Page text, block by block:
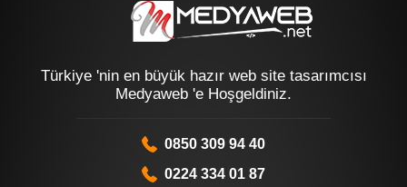
Türkiye 'nin en büyük hazır web site tasarımcısı
Medyaweb 'e Hoşgeldiniz.
0850 309 94 40
0224 334 01 87